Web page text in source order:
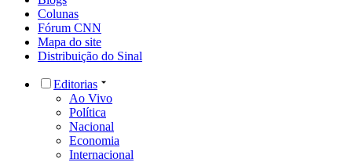
Colunas
Fórum CNN
Mapa do site
Distribuição do Sinal
Editorias
Ao Vivo
Política
Nacional
Economia
Internacional